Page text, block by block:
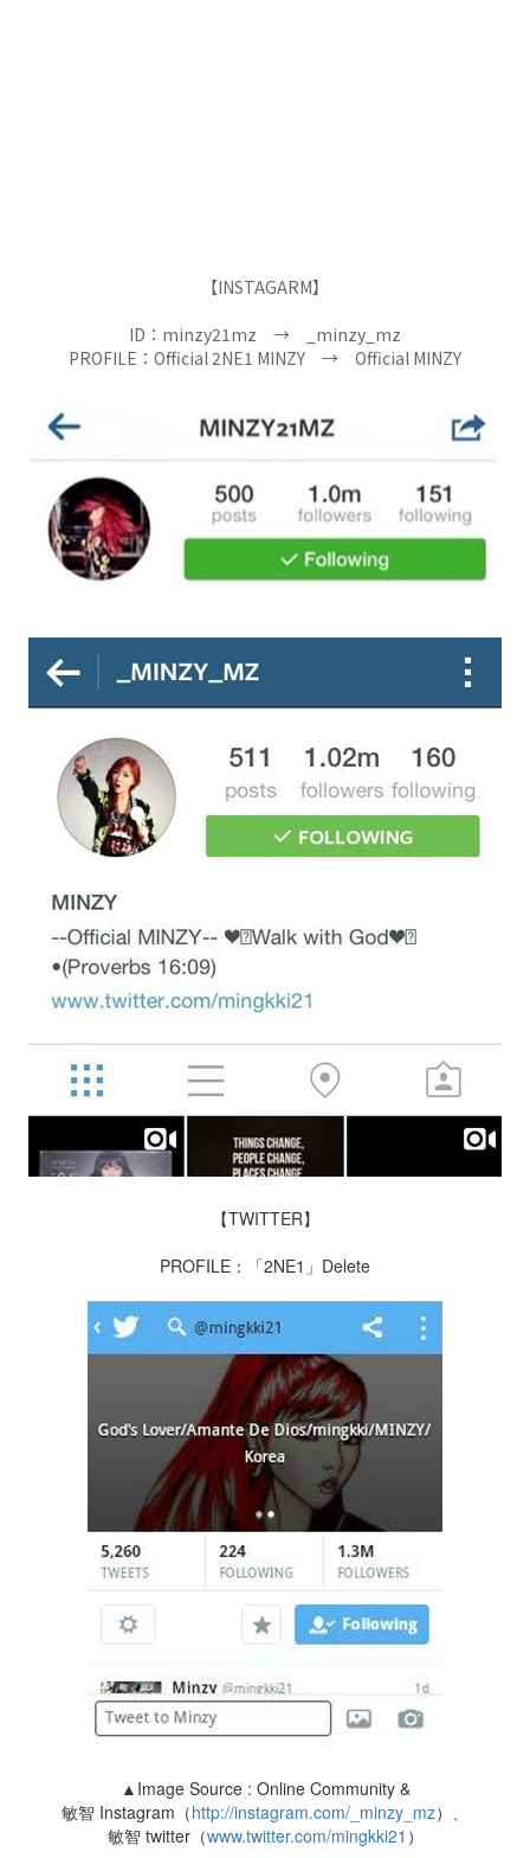
【INSTAGARM】
ID：minzy21mz → _minzy_mz
PROFILE：Official 2NE1 MINZY → Official MINZY
【TWITTER】
PROFILE：「2NE1」Delete
▲Image Source : Online Community &
敏智 Instagram（http://instagram.com/_minzy_mz）、
敏智 twitter（www.twitter.com/mingkki21 ）